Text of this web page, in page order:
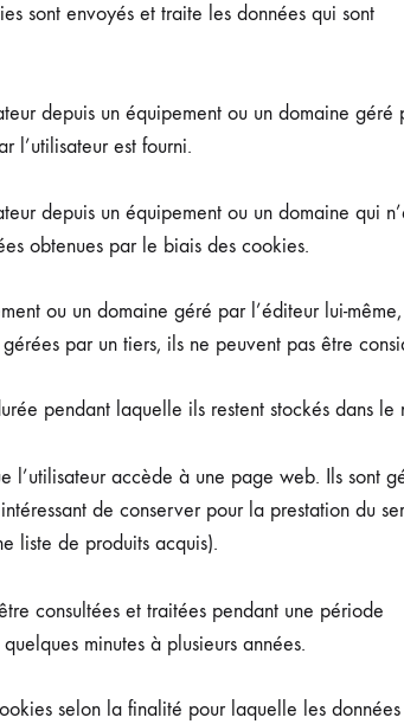
sont envoyés et traite les données qui sont
depuis un équipement ou un domaine géré
l’utilisateur est fourni.
depuis un équipement ou un domaine qui
obtenues par le biais des cookies.
ou un domaine géré par l’éditeur lui-
par un tiers, ils ne peuvent pas être
pendant laquelle ils restent stockés dans
l’utilisateur accède à une page web. Ils sont
de conserver pour la prestation du
liste de produits acquis).
consultées et traitées pendant une période
minutes à plusieurs années.
selon la finalité pour laquelle les données